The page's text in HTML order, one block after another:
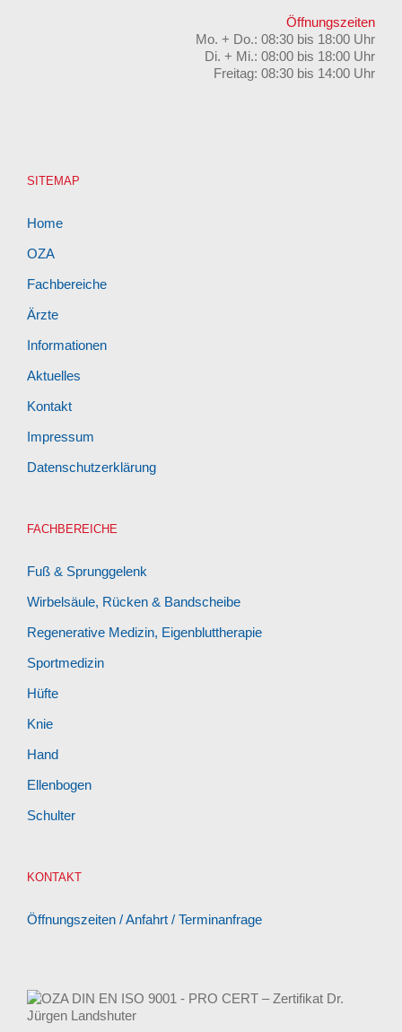
Öffnungszeiten
Mo. + Do.: 08:30 bis 18:00 Uhr
Di. + Mi.: 08:00 bis 18:00 Uhr
Freitag: 08:30 bis 14:00 Uhr
SITEMAP
Home
OZA
Fachbereiche
Ärzte
Informationen
Aktuelles
Kontakt
Impressum
Datenschutzerklärung
FACHBEREICHE
Fuß & Sprunggelenk
Wirbelsäule, Rücken & Bandscheibe
Regenerative Medizin, Eigenbluttherapie
Sportmedizin
Hüfte
Knie
Hand
Ellenbogen
Schulter
KONTAKT
Öffnungszeiten / Anfahrt / Terminanfrage